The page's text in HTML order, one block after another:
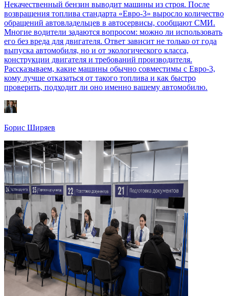
Некачественный бензин выводит машины из строя. После
возвращения топлива стандарта «Евро-3» выросло количество
обращений автовладельцев в автосервисы, сообщают СМИ.
Многие водители задаются вопросом: можно ли использовать
его без вреда для двигателя. Ответ зависит не только от года
выпуска автомобиля, но и от экологического класса,
конструкции двигателя и требований производителя.
Рассказываем, какие машины обычно совместимы с Евро-3,
кому лучше отказаться от такого топлива и как быстро
проверить, подходит ли оно именно вашему автомобилю.
Борис Ширяев